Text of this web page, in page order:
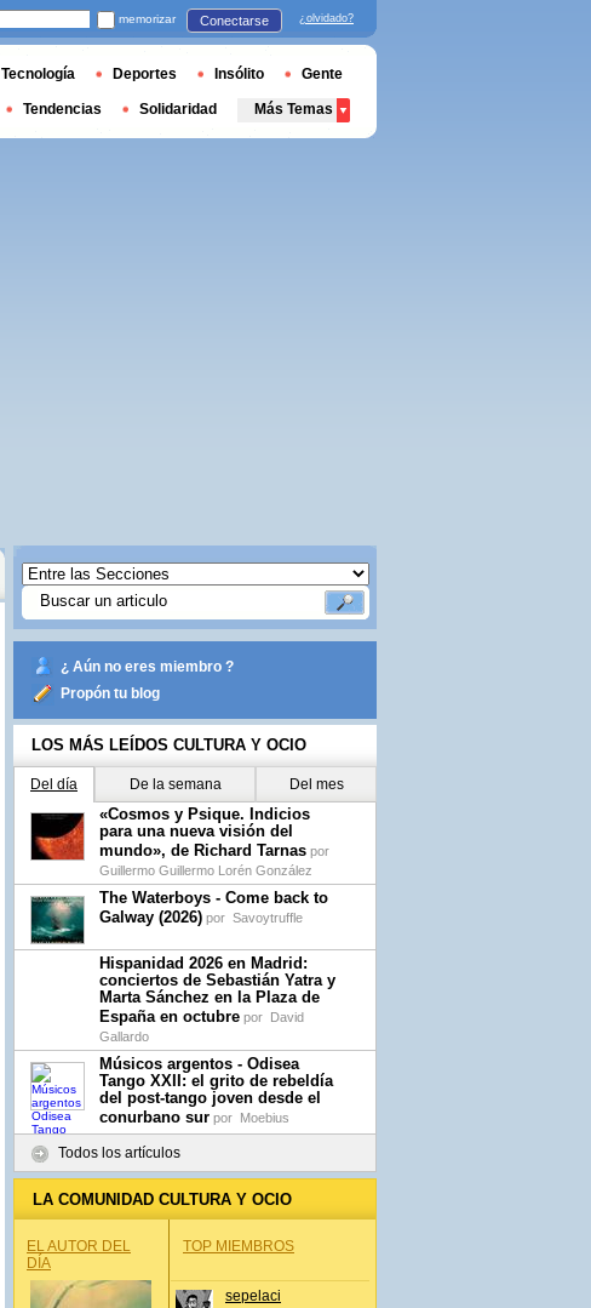
¿ Aún no eres miembro ?
Propón tu blog
LOS MÁS LEÍDOS CULTURA Y OCIO
Del día De la semana Del mes
«Cosmos y Psique. Indicios
para una nueva visión del
mundo», de Richard Tarnas por
Guillermo Guillermo Lorén González
The Waterboys - Come back to
Galway (2026) por Savoytruffle
Hispanidad 2026 en Madrid:
conciertos de Sebastián Yatra y
Marta Sánchez en la Plaza de
España en octubre por David
Gallardo
Músicos argentos - Odisea
Tango XXII: el grito de rebeldía
del post-tango joven desde el
conurbano sur por Moebius
Todos los artículos
LA COMUNIDAD CULTURA Y OCIO
EL AUTOR DEL
DÍA
TOP MIEMBROS
sepelaci
memorizar Conectarse ¿olvidado?
Tecnología Deportes Insólito Gente
Tendencias Solidaridad Más Temas